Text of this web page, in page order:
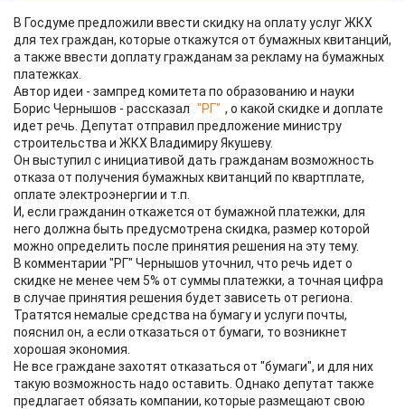
В Госдуме предложили ввести скидку на оплату услуг ЖКХ
для тех граждан, которые откажутся от бумажных квитанций,
а также ввести доплату гражданам за рекламу на бумажных
платежках.
Автор идеи - зампред комитета по образованию и науки
Борис Чернышов - рассказал "РГ" , о какой скидке и доплате
идет речь. Депутат отправил предложение министру
строительства и ЖКХ Владимиру Якушеву.
Он выступил с инициативой дать гражданам возможность
отказа от получения бумажных квитанций по квартплате,
оплате электроэнергии и т.п.
И, если гражданин откажется от бумажной платежки, для
него должна быть предусмотрена скидка, размер которой
можно определить после принятия решения на эту тему.
В комментарии "РГ" Чернышов уточнил, что речь идет о
скидке не менее чем 5% от суммы платежки, а точная цифра
в случае принятия решения будет зависеть от региона.
Тратятся немалые средства на бумагу и услуги почты,
пояснил он, а если отказаться от бумаги, то возникнет
хорошая экономия.
Не все граждане захотят отказаться от "бумаги", и для них
такую возможность надо оставить. Однако депутат также
предлагает обязать компании, которые размещают свою